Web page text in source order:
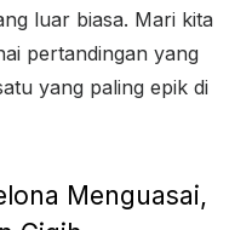
luar biasa. Mari kita
pertandingan yang
yang paling epik di
Menguasai,